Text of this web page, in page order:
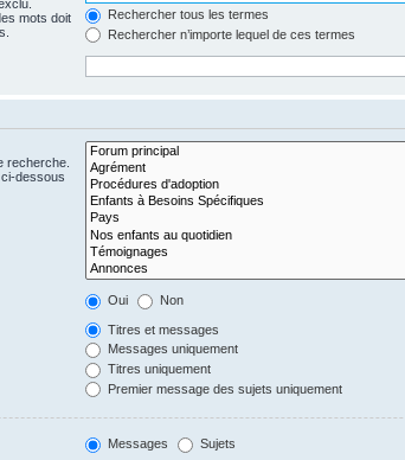
mots doit
Rechercher tous les termes
Rechercher n’importe lequel de ces termes
recherche.
dessous
Oui Non
Titres et messages
Messages uniquement
Titres uniquement
Premier message des sujets uniquement
Messages Sujets